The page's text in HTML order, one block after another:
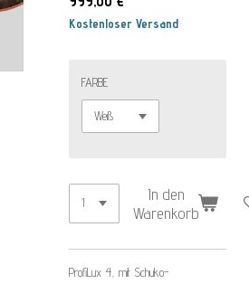
Kostenloser Versand
FARBE
In den
Warenkorb
ProfiLux 4, mit Schuko-